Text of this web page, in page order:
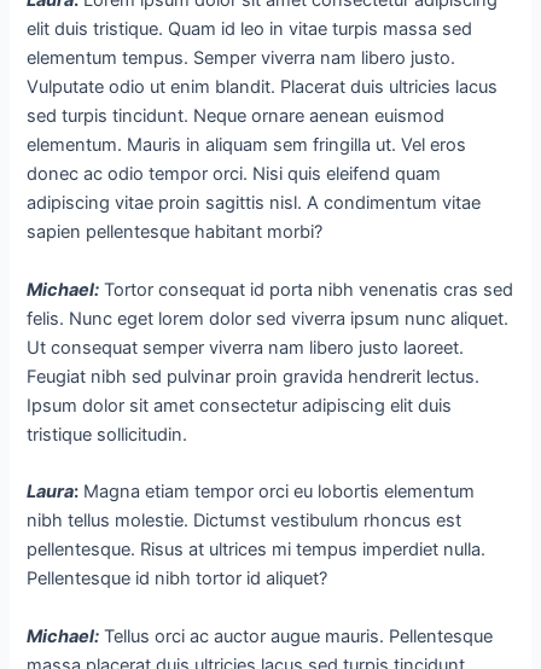
elit duis tristique. Quam id leo in vitae turpis massa sed
elementum tempus. Semper viverra nam libero justo.
Vulputate odio ut enim blandit. Placerat duis ultricies lacus
sed turpis tincidunt. Neque ornare aenean euismod
elementum. Mauris in aliquam sem fringilla ut. Vel eros
donec ac odio tempor orci. Nisi quis eleifend quam
adipiscing vitae proin sagittis nisl. A condimentum vitae
sapien pellentesque habitant morbi?
Michael: Tortor consequat id porta nibh venenatis cras sed
felis. Nunc eget lorem dolor sed viverra ipsum nunc aliquet.
Ut consequat semper viverra nam libero justo laoreet.
Feugiat nibh sed pulvinar proin gravida hendrerit lectus.
Ipsum dolor sit amet consectetur adipiscing elit duis
tristique sollicitudin.
Laura: Magna etiam tempor orci eu lobortis elementum
nibh tellus molestie. Dictumst vestibulum rhoncus est
pellentesque. Risus at ultrices mi tempus imperdiet nulla.
Pellentesque id nibh tortor id aliquet?
Michael: Tellus orci ac auctor augue mauris. Pellentesque